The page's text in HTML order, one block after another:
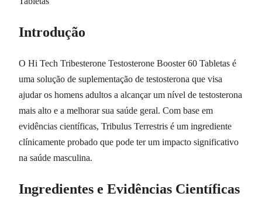
Introdução
O Hi Tech Tribesterone Testosterone Booster 60 Tabletas é
uma solução de suplementação de testosterona que visa
ajudar os homens adultos a alcançar um nível de testosterona
mais alto e a melhorar sua saúde geral. Com base em
evidências científicas, Tribulus Terrestris é um ingrediente
clínicamente probado que pode ter um impacto significativo
na saúde masculina.
Ingredientes e Evidências Científicas